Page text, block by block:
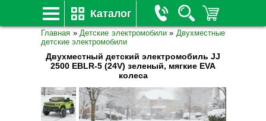
Каталог
Главная »Детские электромобили »Двухместные
детские электромобили
Двухместный детский электромобиль JJ
2500 EBLR-5 (24V) зеленый, мягкие EVA
колеса